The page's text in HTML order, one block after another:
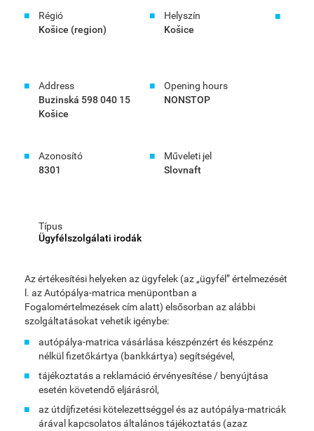
Régió
Košice (region)
Helyszín
Košice
Address
Buzinská 598 040 15
Košice
Opening hours
NONSTOP
Azonosító
8301
Műveleti jel
Slovnaft
Típus
Ügyfélszolgálati irodák
Az értékesítési helyeken az ügyfelek (az „ügyfél” értelmezését
l. az Autópálya-matrica menüpontban a
Fogalomértelmezések cím alatt) elsősorban az alábbi
szolgáltatásokat vehetik igénybe:
autópálya-matrica vásárlása készpénzért és készpénz
nélkül fizetőkártya (bankkártya) segítségével,
tájékoztatás a reklamáció érvényesítése / benyújtása
esetén követendő eljárásról,
az útdíjfizetési kötelezettséggel és az autópálya-matricák
árával kapcsolatos általános tájékoztatás (azaz